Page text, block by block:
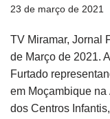
23 de março de 2021
TV Miramar, Jornal
de Março de 2021.
Furtado
em Moçambique
dos Centros